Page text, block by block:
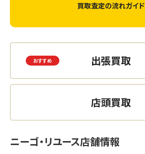
買取査定の流れガイド
出張買取
店頭買取
ニーゴ・リユース店舗情報